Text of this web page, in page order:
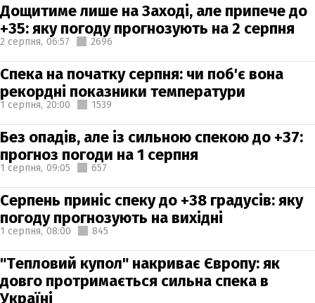
Дощитиме лише на Заході, але припече до
+35: яку погоду прогнозують на 2 серпня
2 серпня, 06:57 2696
Спека на початку серпня: чи поб'є вона
рекордні показники температури
1 серпня, 20:00 1539
Без опадів, але із сильною спекою до +37:
прогноз погоди на 1 серпня
1 серпня, 09:05 657
Серпень приніс спеку до +38 градусів: яку
погоду прогнозують на вихідні
1 серпня, 08:00 845
"Тепловий купол" накриває Європу: як
довго протримається сильна спека в
Україні